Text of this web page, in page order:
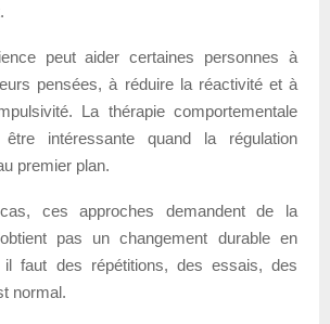
peut aider certaines personnes à
pensées, à réduire la réactivité et à
La thérapie comportementale
être intéressante quand la régulation
premier plan.
ces approches demandent de la
pas un changement durable en
faut des répétitions, des essais, des
normal.